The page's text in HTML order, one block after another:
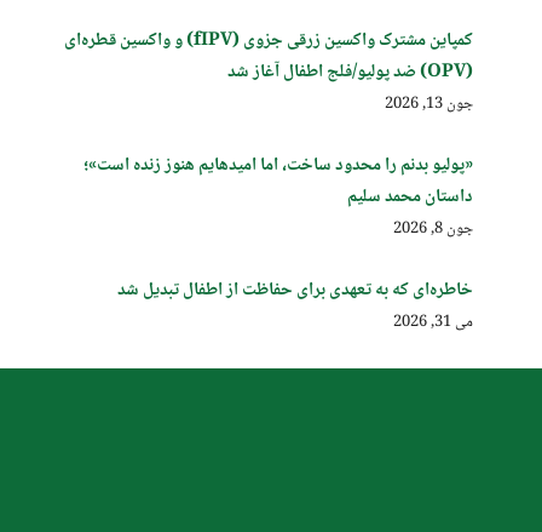
کمپاین مشترک واکسین زرقی جزوی (fIPV) و واکسین قطره‌ای
(OPV) ضد پولیو/فلج اطفال آغاز شد
جون 13, 2026
«پولیو بدنم را محدود ساخت، اما امیدهایم هنوز زنده است»؛
داستان محمد سلیم
جون 8, 2026
خاطره‌ای که به تعهدی برای حفاظت از اطفال تبدیل شد
می 31, 2026